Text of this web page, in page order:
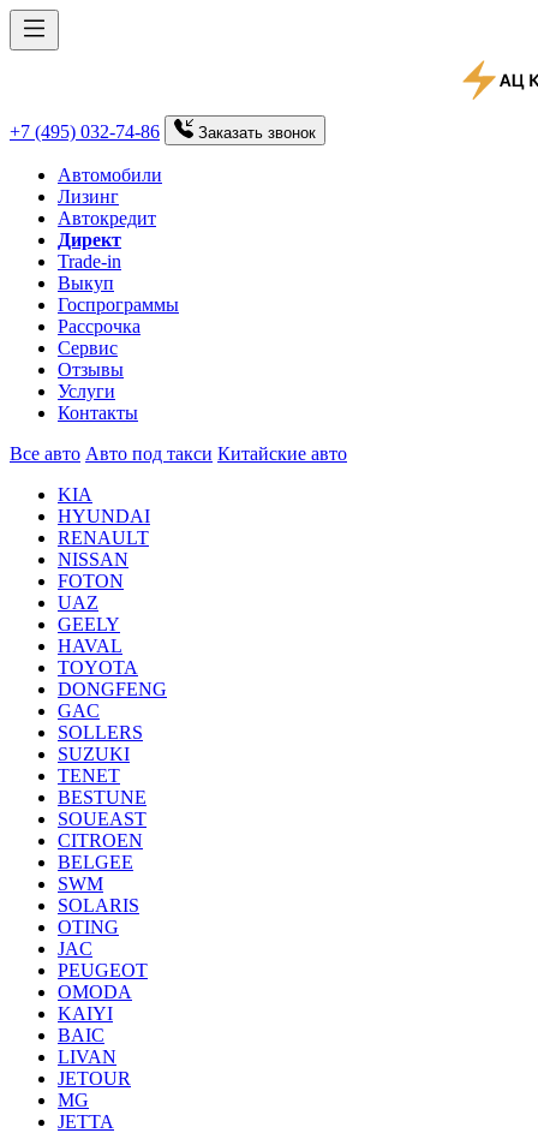
+7 (495) 032-74-86 Заказать звонок
Автомобили
Лизинг
Автокредит
Директ
Trade-in
Выкуп
Госпрограммы
Рассрочка
Сервис
Отзывы
Услуги
Контакты
Все авто Авто под такси Китайские авто
KIA
HYUNDAI
RENAULT
NISSAN
FOTON
UAZ
GEELY
HAVAL
TOYOTA
DONGFENG
GAC
SOLLERS
SUZUKI
TENET
BESTUNE
SOUEAST
CITROEN
BELGEE
SWM
SOLARIS
OTING
JAC
PEUGEOT
OMODA
KAIYI
BAIC
LIVAN
JETOUR
MG
JETTA